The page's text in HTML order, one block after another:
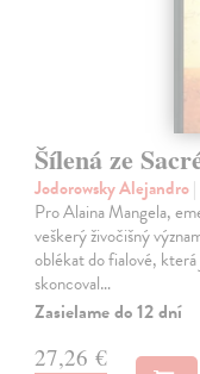
Šílená ze
Jodorowsky Alejandro
Pro Alaina Mangela,
veškerý živočišný
oblékat do fialové,
skoncoval…
Zasielame do 12 dní
27,26 €